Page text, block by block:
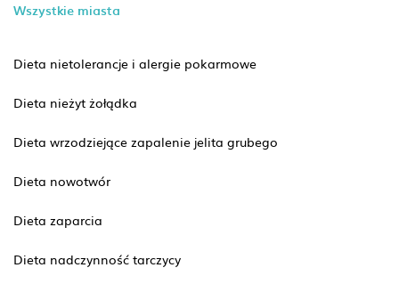
Wszystkie miasta
Dieta nietolerancje i alergie pokarmowe
Dieta nieżyt żołądka
Dieta wrzodziejące zapalenie jelita grubego
Dieta nowotwór
Dieta zaparcia
Dieta nadczynność tarczycy